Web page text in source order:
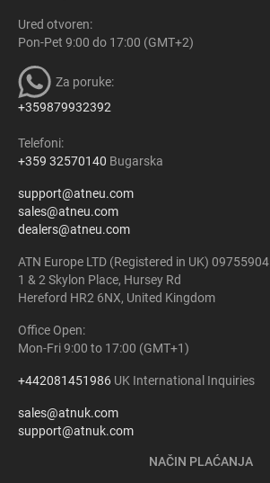
Ured otvoren:
Pon-Pet 9:00 do 17:00 (GMT+2)
Za poruke:
+359879932392
Telefoni:
+359 32570140 Bugarska
support@atneu.com
sales@atneu.com
dealers@atneu.com
ATN Europe LTD (Registered in UK) 09755904
1 & 2 Skylon Place, Hursey Rd
Hereford HR2 6NX, United Kingdom
Office Open:
Mon-Fri 9:00 to 17:00 (GMT+1)
+442081451986 UK International Inquiries
sales@atnuk.com
support@atnuk.com
NAČIN PLAĆANJA